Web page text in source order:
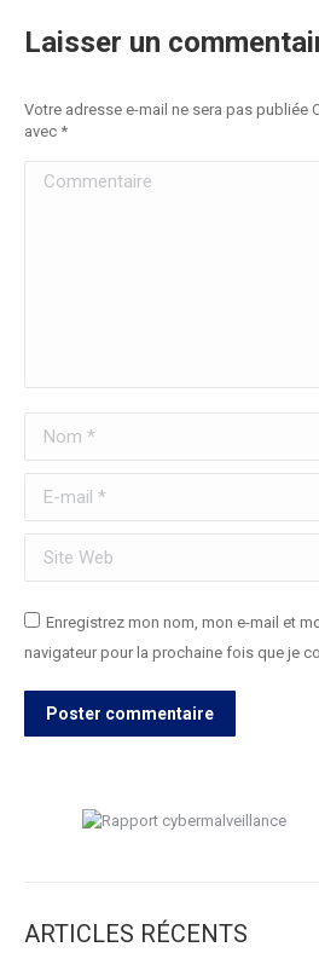
Laisser un
Votre adresse e-mail ne sera pas publiée
avec *
Commentaire
Nom *
E-mail *
Site Web
Enregistrez mon nom, mon e-mail et
navigateur pour la prochaine fois que je
Poster commentaire
ARTICLES RÉCENTS